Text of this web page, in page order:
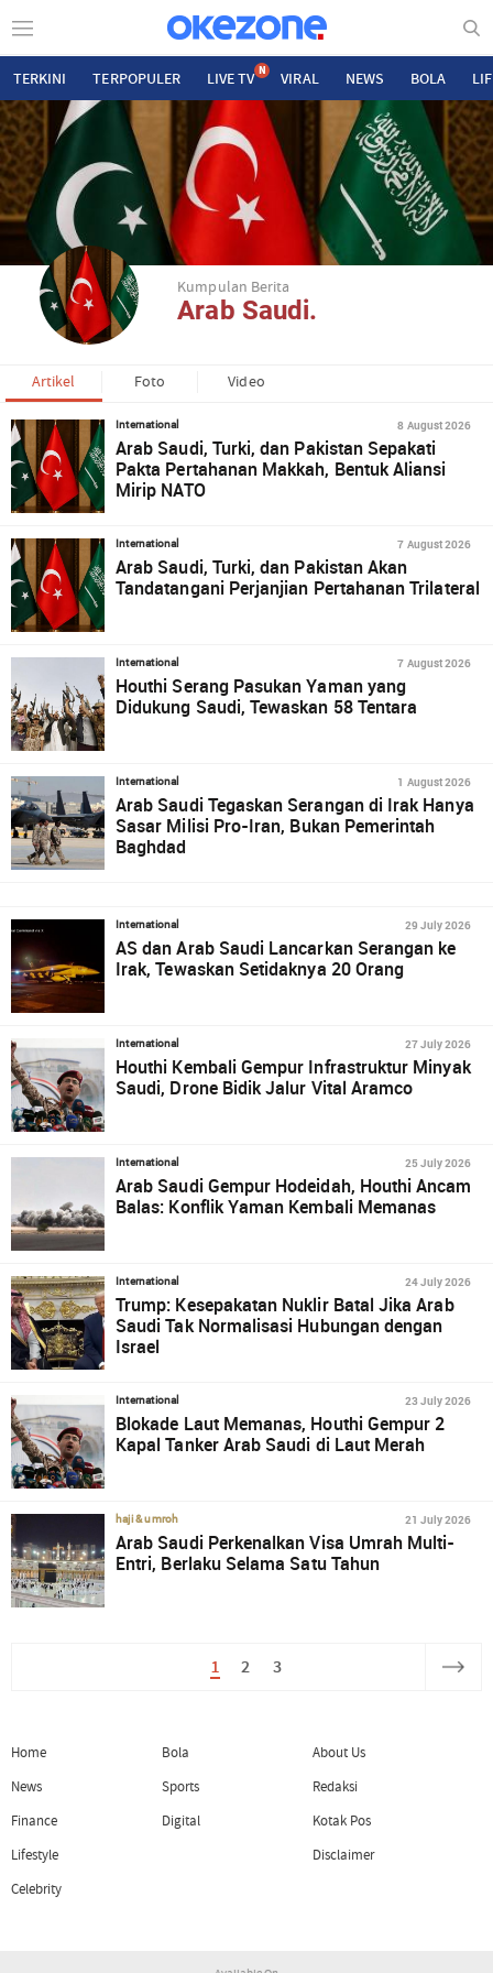
TERKINI TERPOPULER LIVE TV N VIRAL NEWS BOLA
Kumpulan Berita
Arab Saudi.
Artikel Foto Video
International 8 August 2026
Arab Saudi, Turki, dan Pakistan Sepakati
Pakta Pertahanan Makkah, Bentuk Aliansi
Mirip NATO
International 7 August 2026
Arab Saudi, Turki, dan Pakistan Akan
Tandatangani Perjanjian Pertahanan Trilateral
International 7 August 2026
Houthi Serang Pasukan Yaman yang
Didukung Saudi, Tewaskan 58 Tentara
International 1 August 2026
Arab Saudi Tegaskan Serangan di Irak Hanya
Sasar Milisi Pro-Iran, Bukan Pemerintah
Baghdad
International 29 July 2026
AS dan Arab Saudi Lancarkan Serangan ke
Irak, Tewaskan Setidaknya 20 Orang
International 27 July 2026
Houthi Kembali Gempur Infrastruktur Minyak
Saudi, Drone Bidik Jalur Vital Aramco
International 25 July 2026
Arab Saudi Gempur Hodeidah, Houthi Ancam
Balas: Konflik Yaman Kembali Memanas
International 24 July 2026
Trump: Kesepakatan Nuklir Batal Jika Arab
Saudi Tak Normalisasi Hubungan dengan
Israel
International 23 July 2026
Blokade Laut Memanas, Houthi Gempur 2
Kapal Tanker Arab Saudi di Laut Merah
haji & umroh 21 July 2026
Arab Saudi Perkenalkan Visa Umrah Multi-
Entri, Berlaku Selama Satu Tahun
1 2 3
Home
News
Finance
Lifestyle
Celebrity
Bola
Sports
Digital
About Us
Redaksi
Kotak Pos
Disclaimer